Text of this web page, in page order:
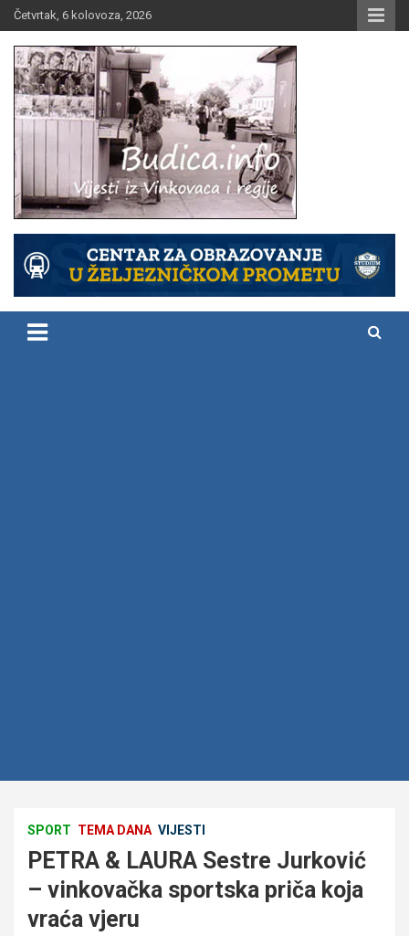
Skip
to
content
Četvrtak, 6 kolovoza, 2026
Budica.info
SPORT TEMA DANA VIJESTI
PETRA & LAURA Sestre Jurković
– vinkovačka sportska priča koja
vraća vjeru